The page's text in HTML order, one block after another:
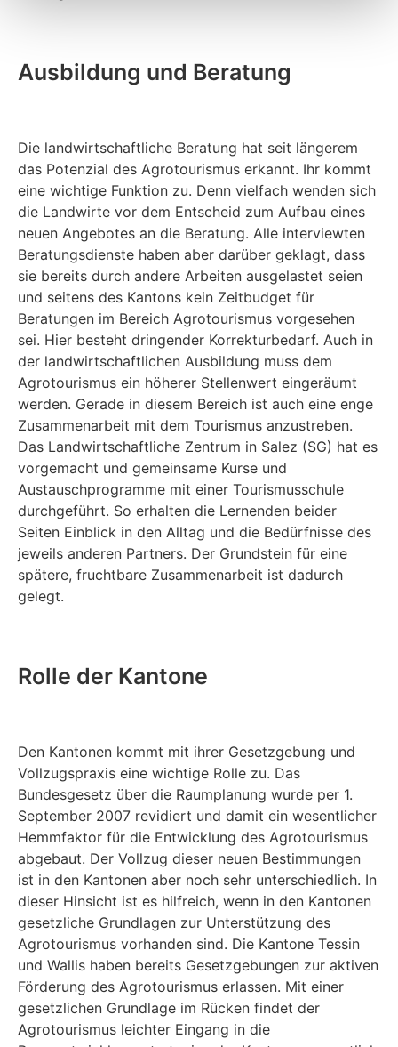
Ausbildung und Beratung
Die landwirtschaftliche Beratung hat seit längerem
das Potenzial des Agrotourismus erkannt. Ihr kommt
eine wichtige Funktion zu. Denn vielfach wenden sich
die Landwirte vor dem Entscheid zum Aufbau eines
neuen Angebotes an die Beratung. Alle interviewten
Beratungsdienste haben aber darüber geklagt, dass
sie bereits durch andere Arbeiten ausgelastet seien
und seitens des Kantons kein Zeitbudget für
Beratungen im Bereich Agrotourismus vorgesehen
sei. Hier besteht dringender Korrekturbedarf. Auch in
der landwirtschaftlichen Ausbildung muss dem
Agrotourismus ein höherer Stellenwert eingeräumt
werden. Gerade in diesem Bereich ist auch eine enge
Zusammenarbeit mit dem Tourismus anzustreben.
Das Landwirtschaftliche Zentrum in Salez (SG) hat es
vorgemacht und gemeinsame Kurse und
Austauschprogramme mit einer Tourismusschule
durchgeführt. So erhalten die Lernenden beider
Seiten Einblick in den Alltag und die Bedürfnisse des
jeweils anderen Partners. Der Grundstein für eine
spätere, fruchtbare Zusammenarbeit ist dadurch
gelegt.
Rolle der Kantone
Den Kantonen kommt mit ihrer Gesetzgebung und
Vollzugspraxis eine wichtige Rolle zu. Das
Bundesgesetz über die Raumplanung wurde per 1.
September 2007 revidiert und damit ein wesentlicher
Hemmfaktor für die Entwicklung des Agrotourismus
abgebaut. Der Vollzug dieser neuen Bestimmungen
ist in den Kantonen aber noch sehr unterschiedlich. In
dieser Hinsicht ist es hilfreich, wenn in den Kantonen
gesetzliche Grundlagen zur Unterstützung des
Agrotourismus vorhanden sind. Die Kantone Tessin
und Wallis haben bereits Gesetzgebungen zur aktiven
Förderung des Agrotourismus erlassen. Mit einer
gesetzlichen Grundlage im Rücken findet der
Agrotourismus leichter Eingang in die